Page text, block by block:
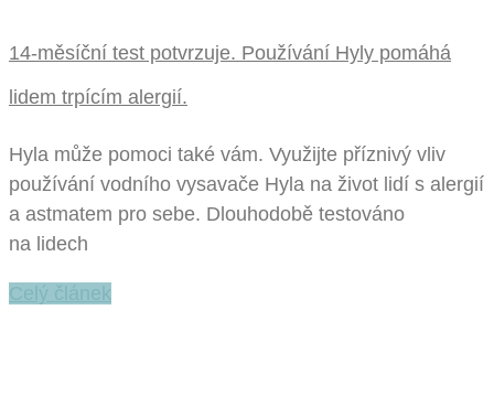
14-měsíční test potvrzuje. Používání Hyly pomáhá
lidem trpícím alergií.
Hyla může pomoci také vám. Využijte příznivý vliv
používání vodního vysavače Hyla na život lidí s alergií
a astmatem pro sebe. Dlouhodobě testováno
na lidech
Celý článek